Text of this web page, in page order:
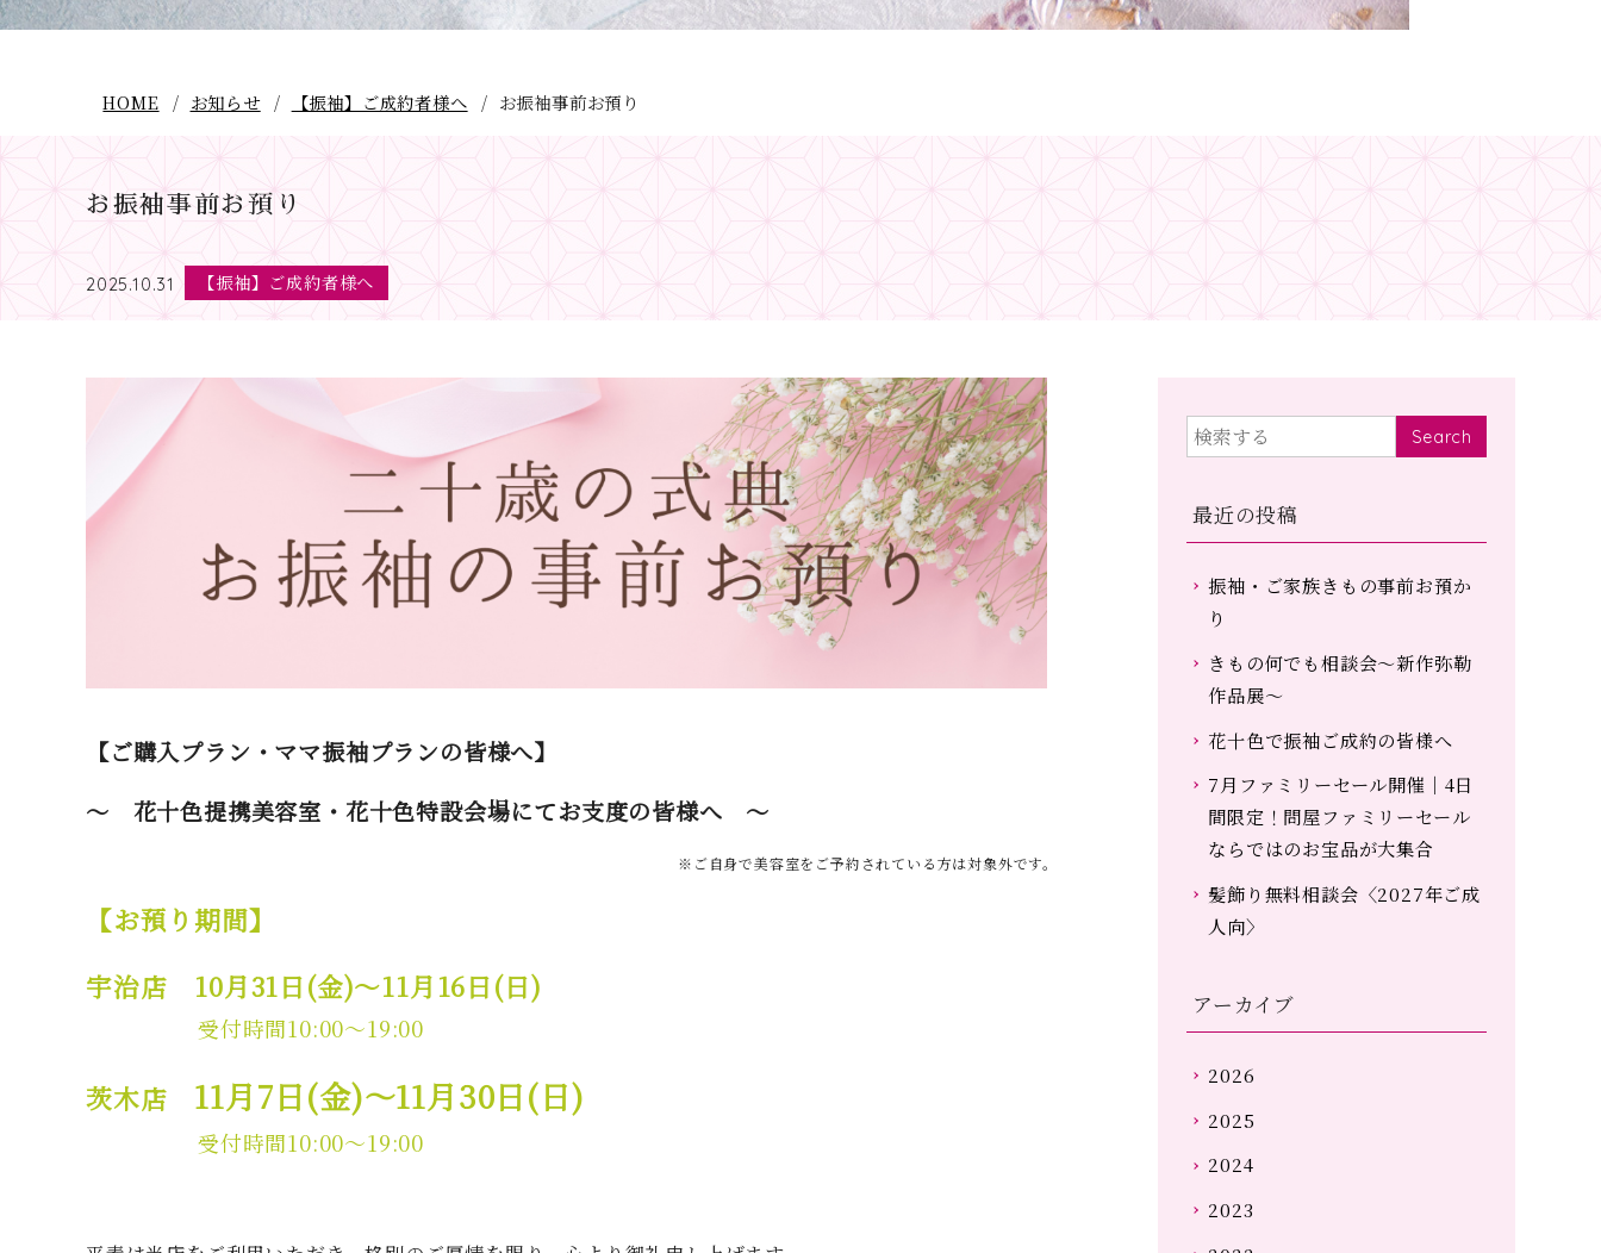
HOME お知らせ 【振袖】ご成約者様へ お振袖事前お預り
お振袖事前お預り
2025.10.31 【振袖】ご成約者様へ
【ご購入プラン・ママ振袖プランの皆様へ】
～ 花十色提携美容室・花十色特設会場にてお支度の皆様へ ～
※ご自身で美容室をご予約されている方は対象外です。
【お預り期間】
宇治店 10月31日(金)～11月16日(日)
受付時間10:00～19:00
茨木店 11月7日(金)～11月30日(日)
受付時間10:00～19:00
Search
最近の投稿
振袖・ご家族きもの事前お預か
り
きもの何でも相談会～新作弥勒
作品展～
花十色で振袖ご成約の皆様へ
7月ファミリーセール開催｜4日
間限定！問屋ファミリーセール
ならではのお宝品が大集合
髪飾り無料相談会〈2027年ご成
人向〉
アーカイブ
2026
2025
2024
2023